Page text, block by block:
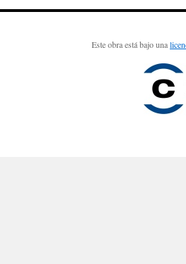
Este obra está bajo una